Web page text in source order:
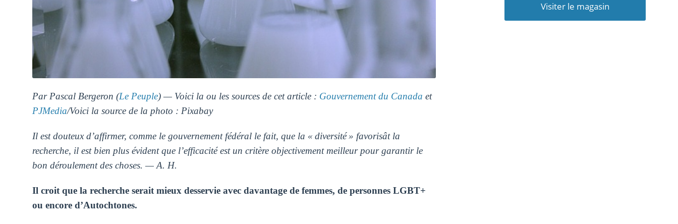
Par Pascal Bergeron (Le Peuple) — Voici la ou les sources de cet article : Gouvernement du Canada et
PJMedia/Voici la source de la photo : Pixabay
Il est douteux d’affirmer, comme le gouvernement fédéral le fait, que la « diversité » favorisât la
recherche, il est bien plus évident que l’efficacité est un critère objectivement meilleur pour garantir le
bon déroulement des choses. — A. H.
Il croit que la recherche serait mieux desservie avec davantage de femmes, de personnes LGBT+
ou encore d’Autochtones.
Visiter le magasin